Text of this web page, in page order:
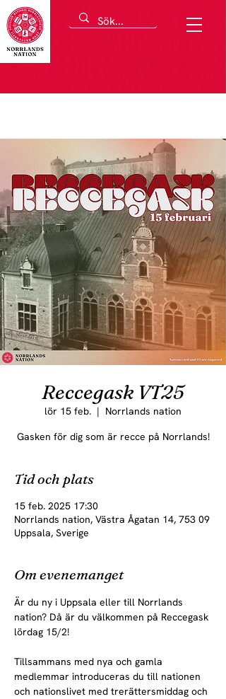
Reccegask VT25
lör 15 feb.
  |
Norrlands nation
Gasken för dig som är recce på Norrlands!
Tid och plats
15 feb. 2025 17:30
Norrlands nation, Västra Ågatan 14, 753 09
Uppsala, Sverige
Om evenemanget
Är du ny i Uppsala eller till Norrlands
nation? Då är du välkommen på Reccegask
lördag 15/2!
Tillsammans med nya och gamla
medlemmar introduceras du till nationen
och nationslivet med trerättersmiddag och